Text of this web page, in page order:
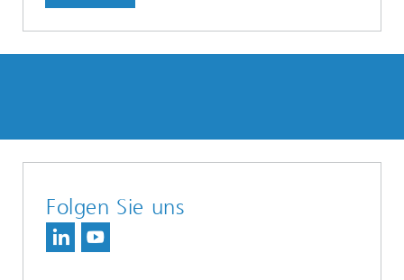
Folgen Sie uns